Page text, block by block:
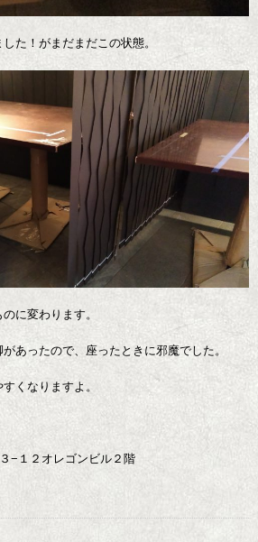
た！がまだまだこの状態。
に変わります。
あったので、座ったときに邪魔でした。
くなりますよ。
−１２オレゴンビル２階